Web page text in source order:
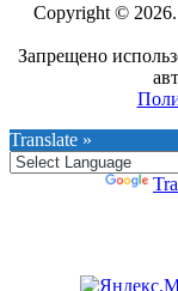
Copyright ©
Запрещено
Translate »